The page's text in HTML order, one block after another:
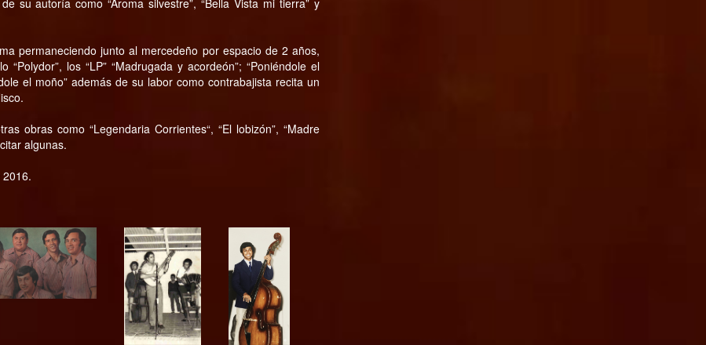
su autoría como “Aroma silvestre”, “Bella Vista mi tierra” y
permaneciendo junto al mercedeño por espacio de 2 años,
los “LP” “Madrugada y acordeón”; “Poniéndole el
el moño” además de su labor como contrabajista recita un
obras como “Legendaria Corrientes“, “El lobizón”, “Madre
algunas.